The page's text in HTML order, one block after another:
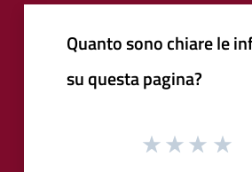
Quanto sono chiare le
su questa pagina?